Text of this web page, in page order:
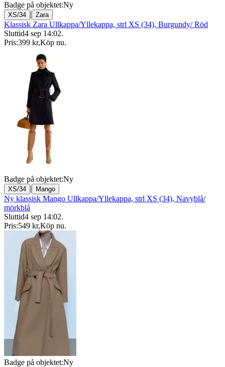
Badge på objektet:Ny
XS/34 | Zara
Klassisk Zara Ullkappa/Yllekappa, strl XS (34), Burgundy/ Röd
Sluttid4 sep 14:02.
Pris:399 kr,Köp nu.
Badge på objektet:Ny
XS/34 | Mango
Ny klassisk Mango Ullkappa/Yllekappa, strl XS (34), Navyblå/
mörkblå
Sluttid4 sep 14:02.
Pris:549 kr,Köp nu.
Badge på objektet:Ny